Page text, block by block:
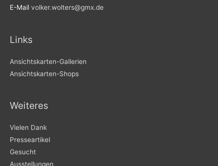
E-Mail volker.wolters@gmx.de
Links
Ansichtskarten-Gallerien
Ansichtskarten-Shops
Weiteres
Vielen Dank
Presseartikel
Gesucht
Ausstellungen